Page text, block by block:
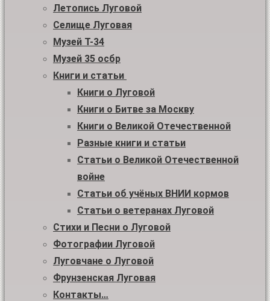
Летопись Луговой
Селище Луговая
Музей Т-34
Музей 35 осбр
Книги и статьи
Книги о Луговой
Книги о Битве за Москву
Книги о Великой Отечественной
Разные книги и статьи
Статьи о Великой Отечественной
войне
Статьи об учёных ВНИИ кормов
Статьи о ветеранах Луговой
Стихи и Песни о Луговой
Фотографии Луговой
Луговчане о Луговой
Фрунзенская Луговая
Контакты…